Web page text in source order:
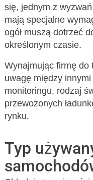
się, jednym z
mają specjalne
ogół muszą dotrzeć
określonym czasie.
Wynajmując firmę do
uwagę między
monitoringu, rodzaj
przewożonych
rynku.
Typ